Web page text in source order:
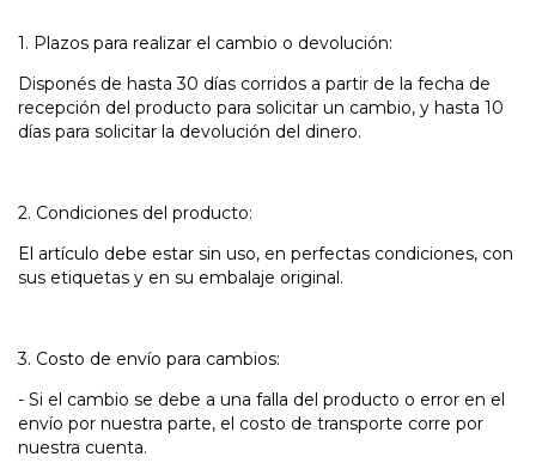
1. Plazos para realizar el cambio o devolución:
Disponés de hasta 30 días corridos a partir de la fecha de
recepción del producto para solicitar un cambio, y hasta 10
días para solicitar la devolución del dinero.
2. Condiciones del producto:
El artículo debe estar sin uso, en perfectas condiciones, con
sus etiquetas y en su embalaje original.
3. Costo de envío para cambios:
- Si el cambio se debe a una falla del producto o error en el
envío por nuestra parte, el costo de transporte corre por
nuestra cuenta.